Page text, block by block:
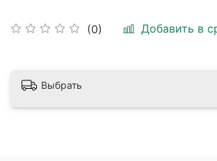
(0) Добавить в
Выбрать